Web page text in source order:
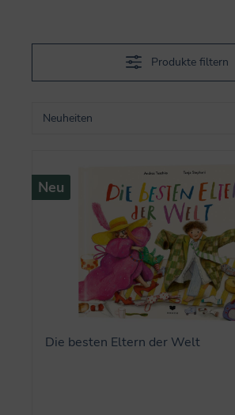
Produkte filtern
Neu
Die besten Eltern der Welt